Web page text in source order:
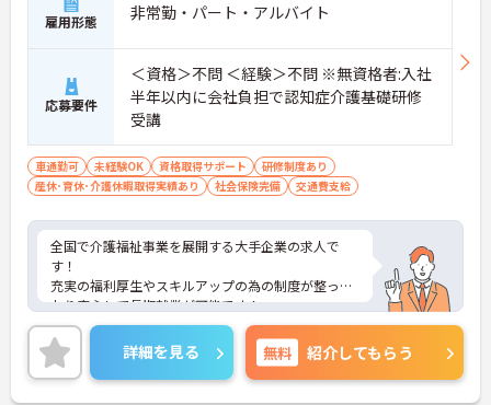
雇用形態 非常勤・パート・アルバイト
応募要件
＜資格＞不問 ＜経験＞不問 ※無資格者:入社
半年以内に会社負担で認知症介護基礎研修
受講
車通勤可 未経験OK 資格取得サポート
研修制度あり
産休･育休･介護休暇取得実績あり
社会保険完備 交通費支給
全国で介護福祉事業を展開する大手企業の求人で
す！
充実の福利厚生やスキルアップの為の制度が整って
おり安心して長期就業が可能です！
ご興味ある方には、面接のポイントなど、さらに詳
細をお話致しますのでお気軽にご相談ください。
詳細を見る 無料 紹介してもらう